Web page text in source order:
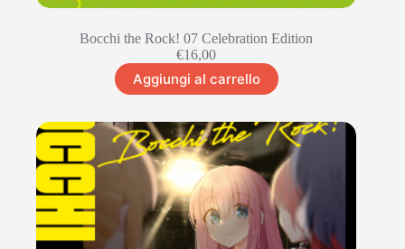
Bocchi the Rock! 07 Celebration Edition
€16,00
Aggiungi al carrello